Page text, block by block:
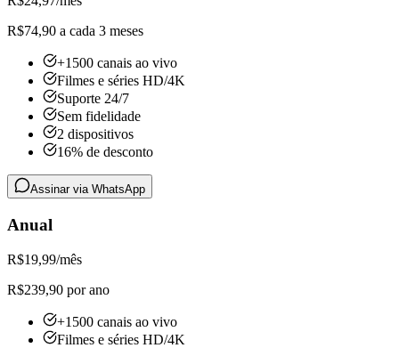
R$74,90 a cada 3 meses
+1500 canais ao vivo
Filmes e séries HD/4K
Suporte 24/7
Sem fidelidade
2 dispositivos
16% de desconto
Assinar via WhatsApp
Anual
R$19,99/mês
R$239,90 por ano
+1500 canais ao vivo
Filmes e séries HD/4K